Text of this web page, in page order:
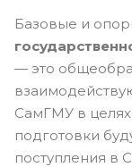
Базовые и
— это
СамГМУ в
подготовки
поступления в